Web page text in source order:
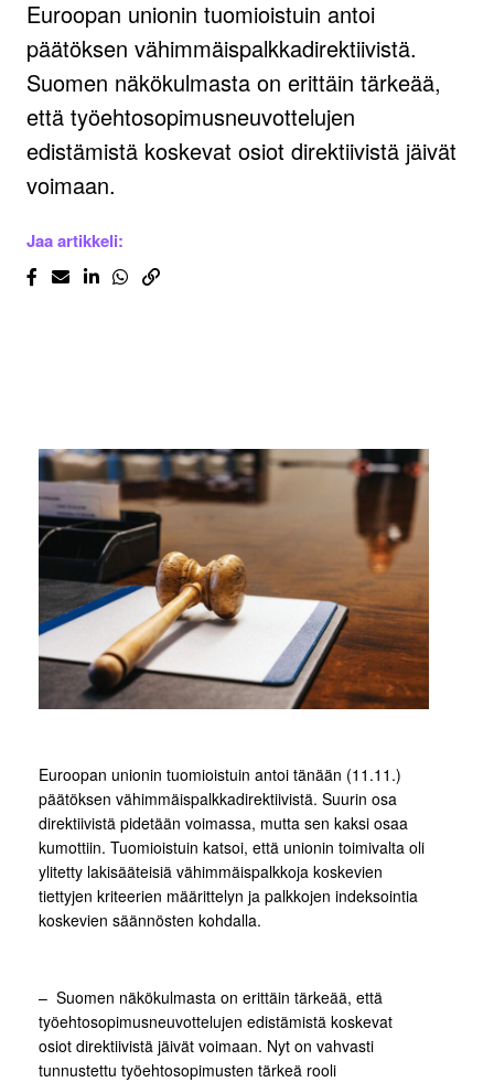
Euroopan unionin tuomioistuin antoi
päätöksen vähimmäispalkkadirektiivistä.
Suomen näkökulmasta on erittäin tärkeää,
että työehtosopimusneuvottelujen
edistämistä koskevat osiot direktiivistä jäivät
voimaan.
Jaa artikkeli:
Euroopan unionin tuomioistuin antoi tänään (11.11.)
päätöksen vähimmäispalkkadirektiivistä. Suurin osa
direktiivistä pidetään voimassa, mutta sen kaksi osaa
kumottiin. Tuomioistuin katsoi, että unionin toimivalta oli
ylitetty lakisääteisiä vähimmäispalkkoja koskevien
tiettyjen kriteerien määrittelyn ja palkkojen indeksointia
koskevien säännösten kohdalla.
– Suomen näkökulmasta on erittäin tärkeää, että
työehtosopimusneuvottelujen edistämistä koskevat
osiot direktiivistä jäivät voimaan. Nyt on vahvasti
tunnustettu työehtosopimusten tärkeä rooli